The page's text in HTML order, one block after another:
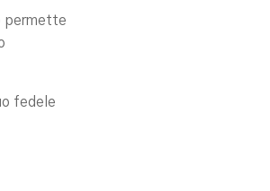
permette
fedele